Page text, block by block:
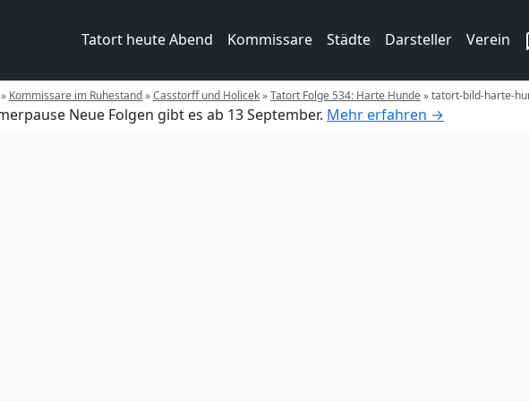
Tatort heute Abend Kommissare Städte Darsteller Verein
» Kommissare im Ruhestand»Casstorff und Holicek»Tatort Folge 534: Harte Hunde»tatort-bild-harte-
Neue Folgen gibt es ab 13 September. Mehr erfahren →